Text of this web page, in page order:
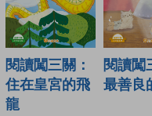
閱讀闖三關：
住在皇宮的飛
龍
閱讀闖
最善良